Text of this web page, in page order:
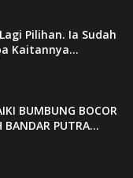
Pilihan. Ia Sudah
Kaitannya...
BUMBUNG BOCOR
BANDAR PUTRA...